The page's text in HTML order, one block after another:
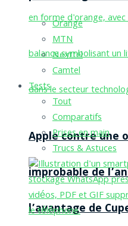
Apple contre une
improbable de
l’avantage de
Orange
MTN
Nexttel
Camtel
Tests
Tout
Comparatifs
Prises en main
Trucs & Astuces